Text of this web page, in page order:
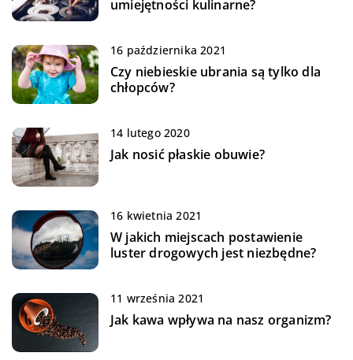
umiejętności kulinarne?
16 października 2021
Czy niebieskie ubrania są tylko dla
chłopców?
14 lutego 2020
Jak nosić płaskie obuwie?
16 kwietnia 2021
W jakich miejscach postawienie
luster drogowych jest niezbędne?
11 września 2021
Jak kawa wpływa na nasz organizm?